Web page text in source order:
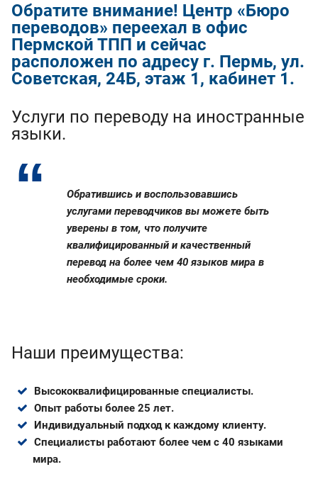
Обратите внимание! Центр «Бюро
переводов» переехал в офис
Пермской ТПП и сейчас
расположен по адресу г. Пермь, ул.
Советская, 24Б, этаж 1, кабинет 1.
Услуги по переводу на иностранные
языки.
Обратившись и воспользовавшись
услугами переводчиков вы можете быть
уверены в том, что получите
квалифицированный и качественный
перевод на более чем 40 языков мира в
необходимые сроки.
Наши преимущества:
Высококвалифицированные специалисты.
Опыт работы более 25 лет.
Индивидуальный подход к каждому клиенту.
Специалисты работают более чем с 40 языками
мира.